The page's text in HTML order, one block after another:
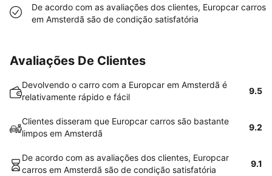
De acordo com as avaliações dos clientes, Europcar carros
em Amsterdã são de condição satisfatória
Avaliações De Clientes
Devolvendo o carro com a Europcar em Amsterdã é
relativamente rápido e fácil
9.5
Clientes disseram que Europcar carros são bastante
limpos em Amsterdã
9.2
De acordo com as avaliações dos clientes, Europcar
carros em Amsterdã são de condição satisfatória
9.1